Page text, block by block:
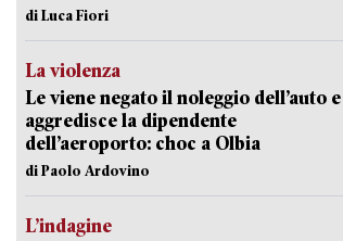
di Luca Fiori
La violenza
Le viene negato il noleggio dell’auto e
aggredisce la dipendente
dell’aeroporto: choc a Olbia
di Paolo Ardovino
L’indagine